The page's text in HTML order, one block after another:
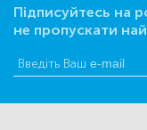
Підписуйтесь на
не пропускати